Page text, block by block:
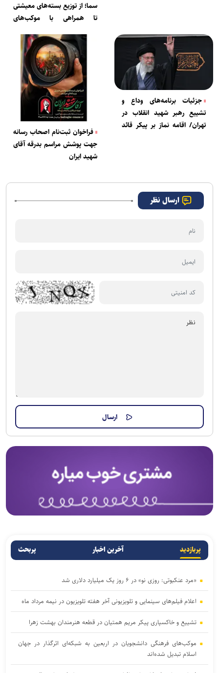
سما؛ از توزیع بسته‌های معیشتی
تا همراهی با موکب‌های
جزئیات برنامه‌های وداع و
تشییع رهبر شهید انقلاب در
تهران/ اقامه نماز بر پیکر قائد
فراخوان ثبت‌نام اصحاب رسانه
جهت پوشش مراسم بدرقه آقای
شهید ایران
ارسال نظر
پربازدید آخرین اخبار پربحث
«مرد عنکبوتی: روزی نو» در ۶ روز یک میلیارد دلاری شد
اعلام فیلم‌های سینمایی و تلویزیونی آخر هفته تلویزیون در نیمه مرداد ماه
تشییع و خاکسپاری پیکر مریم همتیان در قطعه هنرمندان بهشت زهرا
موکب‌های فرهنگی دانشجویان در اربعین به شبکه‌ای اثرگذار در جهان
اسلام تبدیل شده‌اند